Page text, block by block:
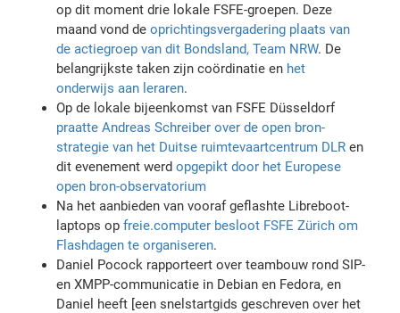
op dit moment drie lokale FSFE-groepen. Deze
maand vond deoprichtingsvergadering plaats van
de actiegroep van dit Bondsland, Team NRW. De
belangrijkste taken zijn coördinatie en het
onderwijs aan leraren.
Op de lokale bijeenkomst van FSFE Düsseldorf
praatte Andreas Schreiber over de open bron-
strategie van het Duitse ruimtevaartcentrum DLR en
dit evenement werdopgepikt door het Europese
open bron-observatorium
Na het aanbieden van vooraf geflashte Libreboot-
laptops opfreie.computer besloot FSFE Zürich om
Flashdagen te organiseren.
Daniel Pocock rapporteert over teambouw rond SIP-
en XMPP-communicatie in Debian en Fedora, en
Daniel heeft [een snelstartgids geschreven over het